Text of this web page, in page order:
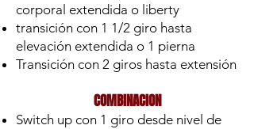
corporal extendida o liberty
transición con 1 1/2 giro hasta
elevación extendida o 1 pierna
Transición con 2 giros hasta extensión
COMBINACION
Switch up con 1 giro desde nivel de